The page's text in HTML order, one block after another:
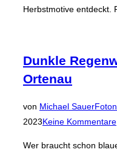
Herbstmotive entdeckt.
Dunkle
Ortenau
von Michael Sauer
2023Keine Kommentare
Wer braucht schon